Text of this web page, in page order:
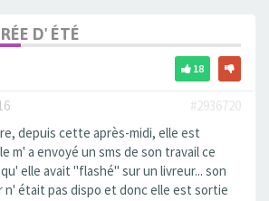
D' ÉTÉ
18
#2936720
depuis cette après-midi, elle est
m' a envoyé un sms de son travail ce
elle avait "flashé" sur un livreur... son
n' était pas dispo et donc elle est sortie